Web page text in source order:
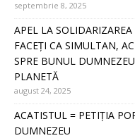
septembrie 8, 2025
APEL LA
FACEȚI CA SIMULTAN,
SPRE BUNUL
PLANETĂ
august 24, 2025
ACATISTUL = PETIȚIA
DUMNEZEU